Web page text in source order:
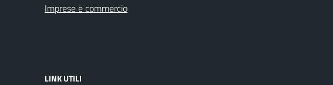
Imprese e commercio
LINK UTILI